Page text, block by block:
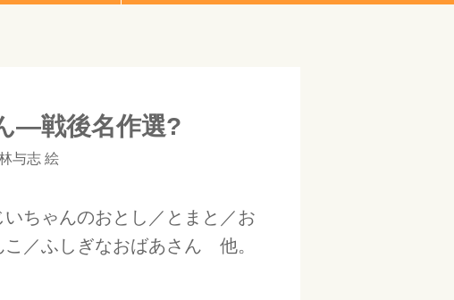
―戦後名作選?
与志 絵
ちゃんのおとし／とまと／お
／ふしぎなおばあさん 他。